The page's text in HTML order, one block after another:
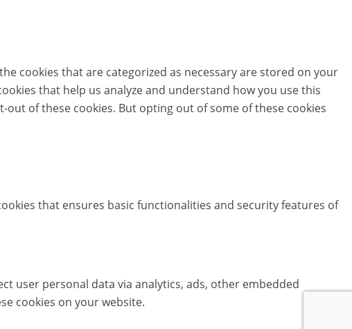
cookies that are categorized as necessary are stored on your
that help us analyze and understand how you use this
of these cookies. But opting out of some of these cookies
that ensures basic functionalities and security features of
user personal data via analytics, ads, other embedded
cookies on your website.